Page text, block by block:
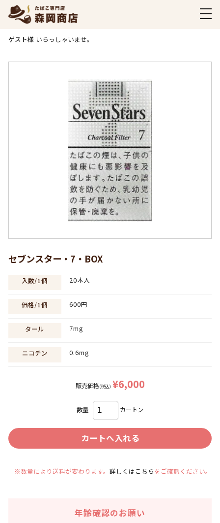
ゲスト様 いらっしゃいませ。
商品ご購入ページ
セブンスター・7・BOX
入数/1個 20本入
価格/1個 600円
タール 7mg
ニコチン 0.6mg
販売価格(税込) ¥6,000
数量 カートン
※数量により送料が変わります。詳しくはこちらをご確認ください。
年齢確認のお願い